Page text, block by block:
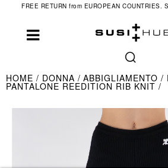
FREE RETURN from EUROPEAN COUNTRIES.
HOME DONNA ABBIGLIAMENTO
PANTALONE REEDITION RIB KNIT